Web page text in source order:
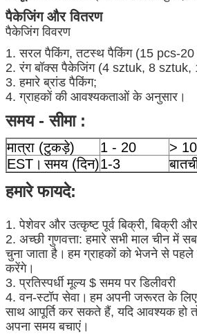
पैकेजिंग और वितरण
पैकेजिंग विवरण
1. सरल पैकिंग, तटस्थ पैकिंग (15 pcs-20
2. रंग बॉक्स पैकेजिंग (4 sztuk, 8 sztuk,
3. हमारे ब्रांड पैकिंग;
4. ग्राहकों की आवश्यकताओं के अनुसार।
समय - सीमा :
मात्रा (टुकड़े) 1 - 20
>
EST। समय (दिन)1-3
हमारे फायदे:
1. पेशेवर और उत्कृष्ट पूर्व बिक्री, बिक्री
2. अच्छी गुणवत्ता: हमारे सभी माल चीन में
चुना जाता है। हम ग्राहकों को भेजने से
करेंगे।
3. प्रतिस्पर्धी मूल्य $ समय पर डिलीवरी
4. वन-स्टॉप सेवा। हम अपनी जरूरत के लिए
साथ आपूर्ति कर सकते हैं, यदि आवश्यक हो
अपना समय बचाएं।